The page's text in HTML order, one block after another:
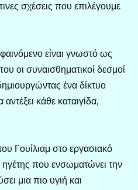
σχέσεις που επιλέγουμε
είναι γνωστό ως
οι συναισθηματικοί δεσμοί
ένα δίκτυο
κάθε καταιγίδα,
Γουίλιαμ στο εργασιακό
ηγέτης που ενσωματώνει την
μια πιο υγιή και